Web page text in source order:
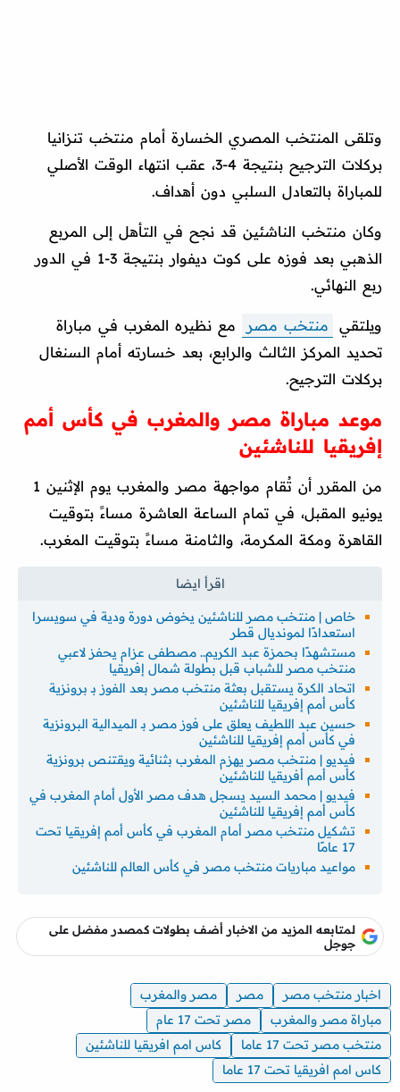
وتلقى المنتخب المصري الخسارة أمام منتخب تنزانيا
بركلات الترجيح بنتيجة 4-3، عقب انتهاء الوقت الأصلي
للمباراة بالتعادل السلبي دون أهداف.
وكان منتخب الناشئين قد نجح في التأهل إلى المربع
الذهبي بعد فوزه على كوت ديفوار بنتيجة 3-1 في الدور
ربع النهائي.
ويلتقي منتخب مصر
مع نظيره المغرب في مباراة
تحديد المركز الثالث والرابع، بعد خسارته أمام السنغال
بركلات الترجيح.
موعد مباراة مصر والمغرب في كأس أمم
إفريقيا للناشئين
من المقرر أن تُقام مواجهة مصر والمغرب يوم الإثنين 1
يونيو المقبل، في تمام الساعة العاشرة مساءً بتوقيت
القاهرة ومكة المكرمة، والثامنة مساءً بتوقيت المغرب.
خاص | منتخب مصر للناشئين يخوض دورة ودية في سويسرا
استعدادًا لمونديال قطر
مستشهدًا بحمزة عبد الكريم.. مصطفى عزام يحفز لاعبي
منتخب مصر للشباب قبل بطولة شمال إفريقيا
اتحاد الكرة يستقبل بعثة منتخب مصر بعد الفوز بـ برونزية
كأس أمم إفريقيا للناشئين
حسين عبد اللطيف يعلق على فوز مصر بـ الميدالية البرونزية
في كأس أمم إفريقيا للناشئين
فيديو | منتخب مصر يهزم المغرب بثنائية ويقتنص برونزية
كأس أمم أفريقيا للناشئين
فيديو | محمد السيد يسجل هدف مصر الأول أمام المغرب في
كأس أمم إفريقيا للناشئين
تشكيل منتخب مصر أمام المغرب في كأس أمم إفريقيا تحت
17 عامًا
مواعيد مباريات منتخب مصر في كأس العالم للناشئين
لمتابعه المزيد من الاخبار أضف بطولات كمصدر مفضل على
جوجل
اخبار منتخب مصر مصر
مصر والمغرب
مباراة مصر والمغرب
مصر تحت 17 عام
منتخب مصر تحت 17 عاما
كاس امم افريقيا للناشئين
كاس امم افريقيا تحت 17 عاما